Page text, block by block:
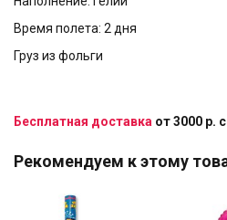
Время полета: 2 дня
Груз из фольги
Бесплатная доставка от 3000 р.
Рекомендуем к этому